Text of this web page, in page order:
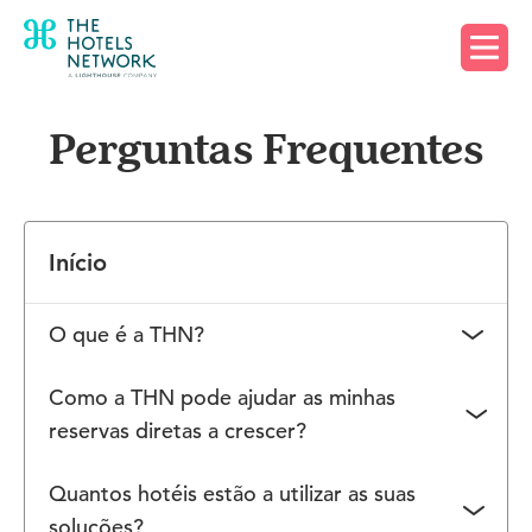
Perguntas Frequentes
Início
O que é a THN?
The Hotels Network é uma empresa de tecnologia
inovadora que trabalha com mais de 20.000 hotéis
de especialistas com profunda experiência em
hotelaria, design de produtos e marketing ao
Como a THN pode ajudar as minhas
reservas diretas a crescer?
The Hotels Network oferece aos clientes uma
plataforma de crescimento full-stack para
Quantos hotéis estão a utilizar as suas